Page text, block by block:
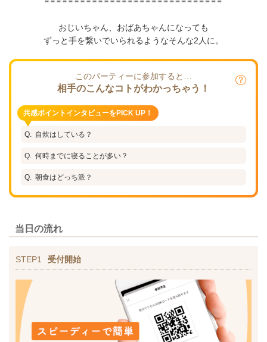
おじいちゃん、おばあちゃんになっても
ずっと手を繋いでいられるようなそんな2人に。
このパーティーに参加すると…
相手のこんなコトがわかっちゃう！
共感ポイントインタビューをPICK UP！
自炊はしている？
何時までに寝ることが多い？
朝食はどっち派？
当日の流れ
STEP1 受付開始